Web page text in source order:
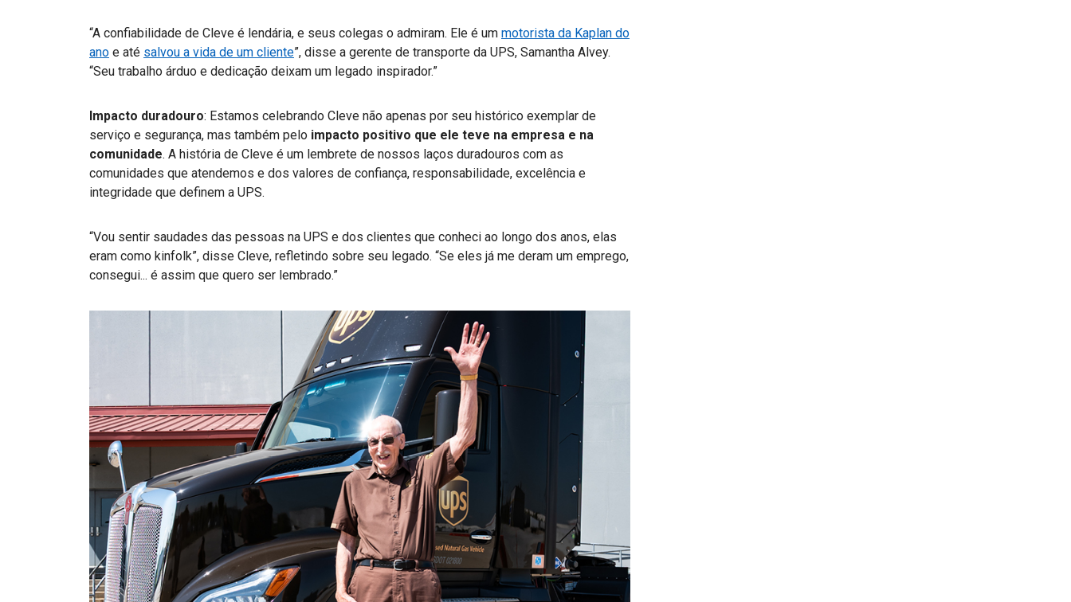
“A confiabilidade de Cleve é lendária, e seus colegas o admiram. Ele é um motorista da Kaplan do
ano e até salvou a vida de um cliente”, disse a gerente de transporte da UPS, Samantha Alvey.
“Seu trabalho árduo e dedicação deixam um legado inspirador.”
Impacto duradouro: Estamos celebrando Cleve não apenas por seu histórico exemplar de
serviço e segurança, mas também pelo impacto positivo que ele teve na empresa e na
comunidade. A história de Cleve é um lembrete de nossos laços duradouros com as
comunidades que atendemos e dos valores de confiança, responsabilidade, excelência e
integridade que definem a UPS.
“Vou sentir saudades das pessoas na UPS e dos clientes que conheci ao longo dos anos, elas
eram como kinfolk”, disse Cleve, refletindo sobre seu legado. “Se eles já me deram um emprego,
consegui... é assim que quero ser lembrado.”